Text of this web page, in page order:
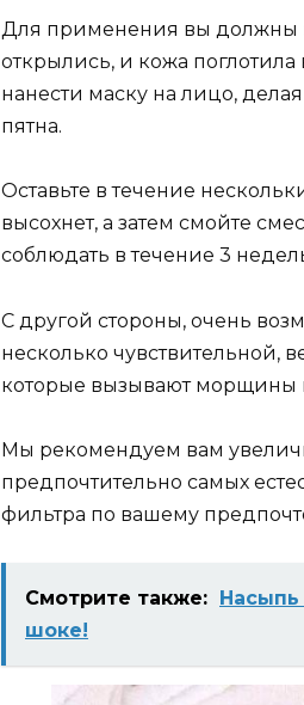
Для применения вы должны
открылись, и кожа
нанести маску на лицо,
пятна.
Оставьте в течение
высохнет, а затем смойте
соблюдать в течение 3
С другой стороны, очень
несколько чувствительной,
которые вызывают морщины
Мы рекомендуем вам
предпочтительно самых
фильтра по вашему
Смотрите также:
шоке!